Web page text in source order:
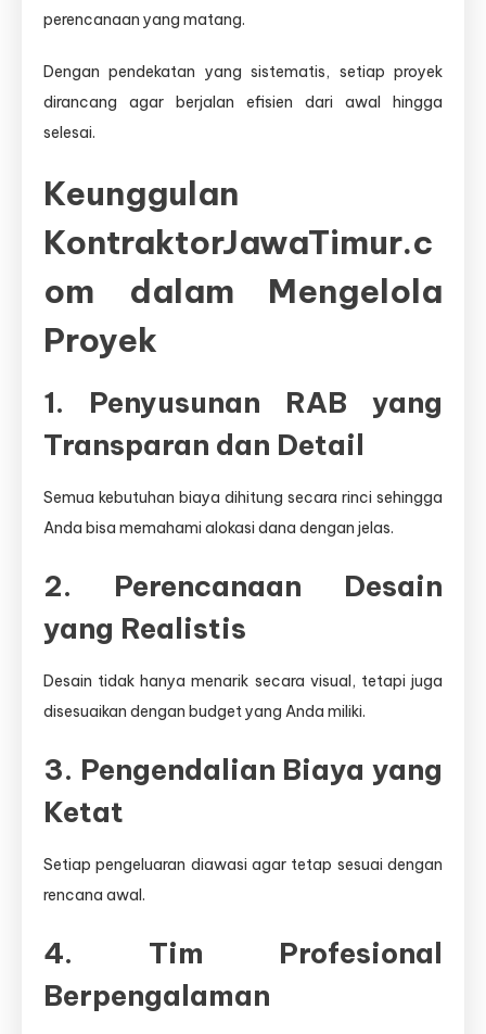
perencanaan yang matang.
Dengan pendekatan yang sistematis, setiap proyek
dirancang agar berjalan efisien dari awal hingga
selesai.
Keunggulan
KontraktorJawaTimur.c
om dalam Mengelola
Proyek
1. Penyusunan RAB yang
Transparan dan Detail
Semua kebutuhan biaya dihitung secara rinci sehingga
Anda bisa memahami alokasi dana dengan jelas.
2. Perencanaan Desain
yang Realistis
Desain tidak hanya menarik secara visual, tetapi juga
disesuaikan dengan budget yang Anda miliki.
3. Pengendalian Biaya yang
Ketat
Setiap pengeluaran diawasi agar tetap sesuai dengan
rencana awal.
4. Tim Profesional
Berpengalaman